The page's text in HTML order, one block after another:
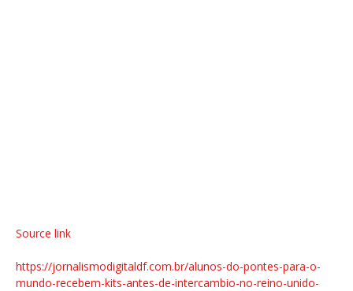
Source link
https://jornalismodigitaldf.com.br/alunos-do-pontes-para-o-
mundo-recebem-kits-antes-de-intercambio-no-reino-unido-